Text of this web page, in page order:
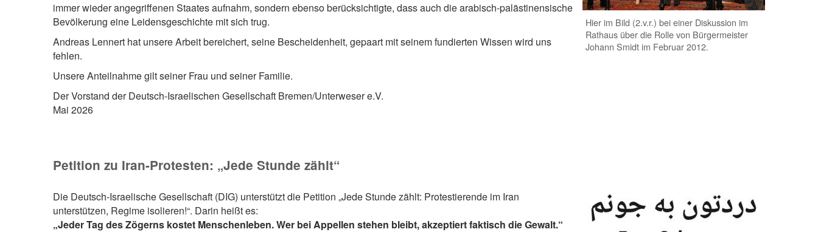
Hier im Bild (2.v.r.) bei einer Diskussion im
Rathaus über die Rolle von Bürgermeister
Johann Smidt im Februar 2012.
immer wieder angegriffenen Staates aufnahm, sondern ebenso berücksichtigte, dass auch die arabisch-palästinensische
Bevölkerung eine Leidensgeschichte mit sich trug.
Andreas Lennert hat unsere Arbeit bereichert, seine Bescheidenheit, gepaart mit seinem fundierten Wissen wird uns
fehlen.
Unsere Anteilnahme gilt seiner Frau und seiner Familie.
Der Vorstand der Deutsch-Israelischen Gesellschaft Bremen/Unterweser e.V.
Mai 2026
Petition zu Iran-Protesten: „Jede Stunde zählt“
Die Deutsch-Israelische Gesellschaft (DIG) unterstützt die Petition „Jede Stunde zählt: Protestierende im Iran
unterstützen, Regime isolieren!“. Darin heißt es:
„Jeder Tag des Zögerns kostet Menschenleben. Wer bei Appellen stehen bleibt, akzeptiert faktisch die Gewalt.“